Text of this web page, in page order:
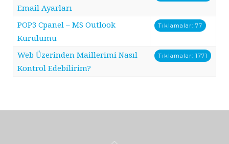
Email Ayarları
POP3 Cpanel – MS Outlook
Kurulumu
Tıklamalar: 77
Web Üzerinden Maillerimi Nasıl
Kontrol Edebilirim?
Tıklamalar: 1771